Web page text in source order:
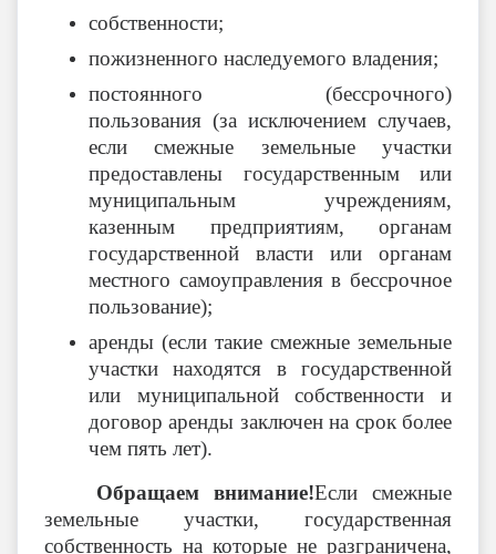
собственности;
пожизненного наследуемого владения;
постоянного (бессрочного)
пользования (за исключением случаев,
если смежные земельные участки
предоставлены государственным или
муниципальным учреждениям,
казенным предприятиям, органам
государственной власти или органам
местного самоуправления в бессрочное
пользование);
аренды (если такие смежные земельные
участки находятся в государственной
или муниципальной собственности и
договор аренды заключен на срок более
чем пять лет).
Обращаем внимание!Если смежные
земельные участки, государственная
собственность на которые не разграничена,